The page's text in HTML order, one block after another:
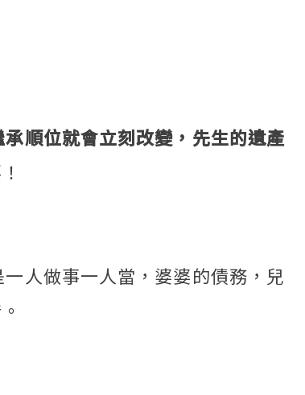
順位就會立刻改變，先生的遺產
人做事一人當，婆婆的債務，兒